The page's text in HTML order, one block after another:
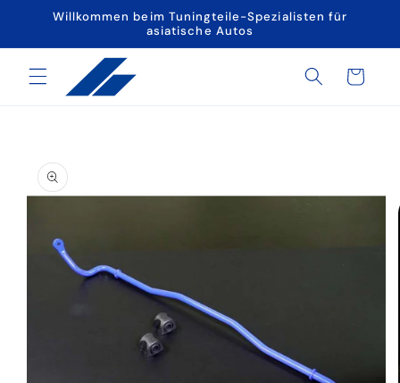
zumWillkommen beim Tuningteile-Spezialisten für
asiatische Autos
Warenkorb